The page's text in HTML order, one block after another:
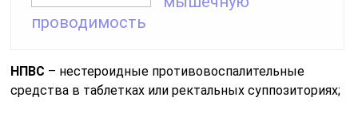
проводимость
НПВС – нестероидные противовоспалительные
средства в таблетках или ректальных суппозиториях;